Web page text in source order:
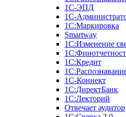
1С-ЭПД
1С-
1С:Маркировка
Smartway
1С:Изменение
1С:Кредит
1С-Коннект
1С:ДиректБанк
1С:Лекторий
Отвечает аудитор